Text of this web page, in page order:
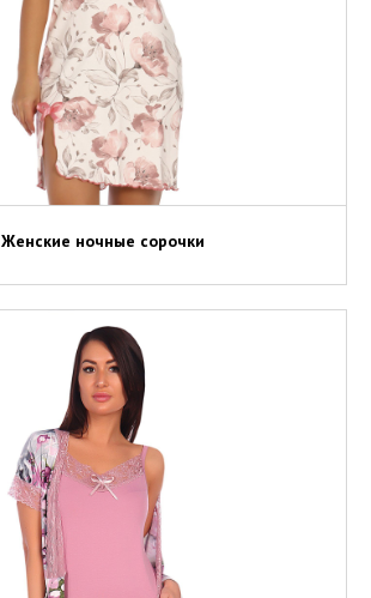
Женские ночные сорочки